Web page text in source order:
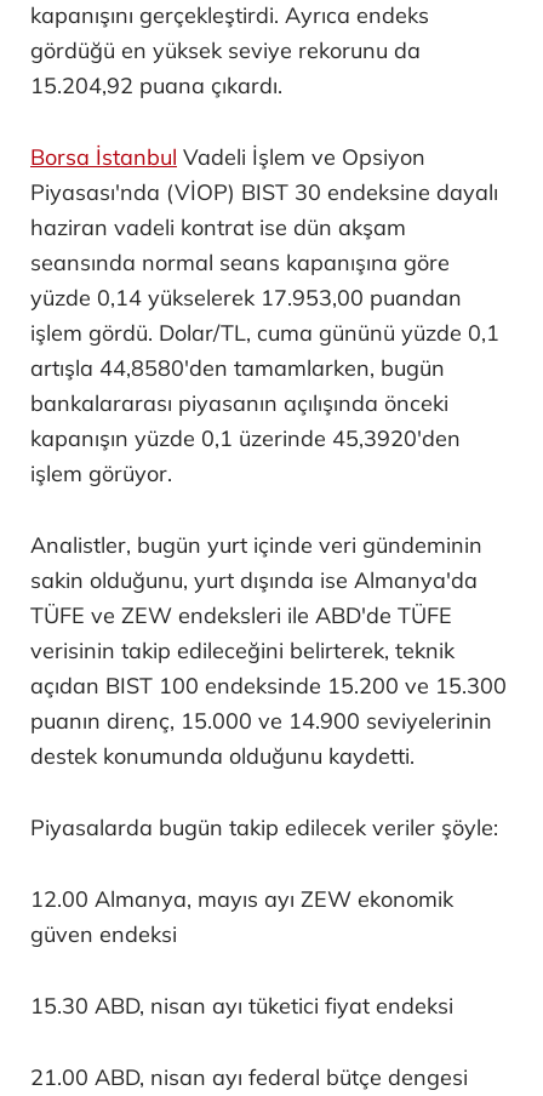
kapanışını gerçekleştirdi. Ayrıca endeks
gördüğü en yüksek seviye rekorunu da
15.204,92 puana çıkardı.
Borsa İstanbul Vadeli İşlem ve Opsiyon
Piyasası'nda (VİOP) BIST 30 endeksine dayalı
haziran vadeli kontrat ise dün akşam
seansında normal seans kapanışına göre
yüzde 0,14 yükselerek 17.953,00 puandan
işlem gördü. Dolar/TL, cuma gününü yüzde 0,1
artışla 44,8580'den tamamlarken, bugün
bankalararası piyasanın açılışında önceki
kapanışın yüzde 0,1 üzerinde 45,3920'den
işlem görüyor.
Analistler, bugün yurt içinde veri gündeminin
sakin olduğunu, yurt dışında ise Almanya'da
TÜFE ve ZEW endeksleri ile ABD'de TÜFE
verisinin takip edileceğini belirterek, teknik
açıdan BIST 100 endeksinde 15.200 ve 15.300
puanın direnç, 15.000 ve 14.900 seviyelerinin
destek konumunda olduğunu kaydetti.
Piyasalarda bugün takip edilecek veriler şöyle:
12.00 Almanya, mayıs ayı ZEW ekonomik
güven endeksi
15.30 ABD, nisan ayı tüketici fiyat endeksi
21.00 ABD, nisan ayı federal bütçe dengesi